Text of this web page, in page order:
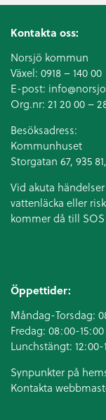
Kontakta oss:
Norsjö kommun
Växel: 0918 – 140 00
E-post:
Org.nr: 21 20 00 –
Besöksadress:
Kommunhuset
Storgatan 67, 935
Vid akuta
vattenläcka eller
kommer då till
Öppettider:
Måndag-Torsdag:
Fredag: 08:00-15:00
Lunchstängt: 12:00-
Synpunkter på
Kontakta